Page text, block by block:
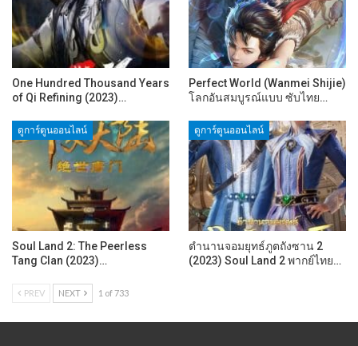
One Hundred Thousand Years
of Qi Refining (2023)…
Perfect World (Wanmei Shijie)
โลกอันสมบูรณ์แบบ ซับไทย…
ดูการ์ตูนออนไลน์
Soul Land 2: The Peerless
Tang Clan (2023)…
ดูการ์ตูนออนไลน์
ตำนานจอมยุทธ์ภูตถังซาน 2
(2023) Soul Land 2 พากย์ไทย…
PREV NEXT 1 of 733